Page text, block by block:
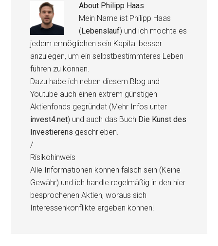
About Philipp Haas
Mein Name ist Philipp Haas
(Lebenslauf) und ich möchte es
jedem ermöglichen sein Kapital besser
anzulegen, um ein selbstbestimmteres Leben
führen zu können.
Dazu habe ich neben diesem Blog und
Youtube auch einen extrem günstigen
Aktienfonds gegründet (Mehr Infos unter
invest4.net) und auch das Buch Die Kunst des
Investierens geschrieben.
/
Risikohinweis
Alle Informationen können falsch sein (Keine
Gewähr) und ich handle regelmäßig in den hier
besprochenen Aktien, woraus sich
Interessenkonflikte ergeben können!